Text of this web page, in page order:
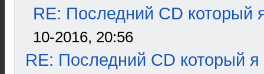
RE: Последний CD который
10-2016, 20:56
RE: Последний CD который я